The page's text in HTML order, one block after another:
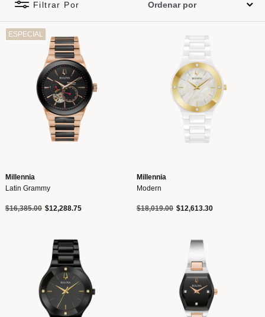
Filtrar Por
ESPECIAL
Millennia
Latin Grammy
Precio reducido de
$16,385.00a$12,288.75
Millennia
Modern
Precio reducido de
$18,019.00a$12,613.30